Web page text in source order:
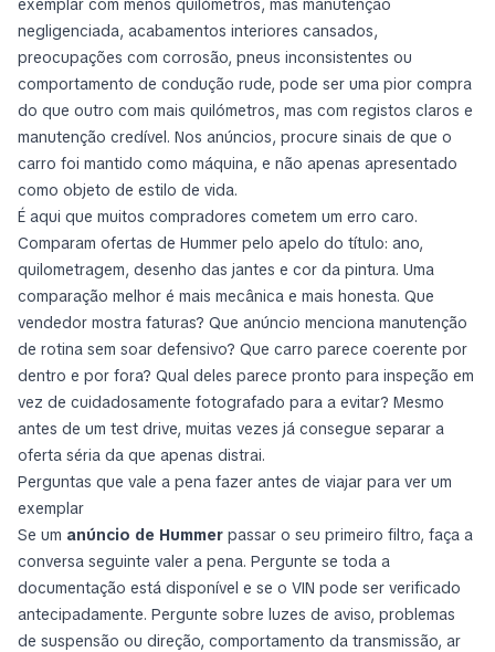
exemplar com menos quilómetros, mas manutenção
negligenciada, acabamentos interiores cansados,
preocupações com corrosão, pneus inconsistentes ou
comportamento de condução rude, pode ser uma pior compra
do que outro com mais quilómetros, mas com registos claros e
manutenção credível. Nos anúncios, procure sinais de que o
carro foi mantido como máquina, e não apenas apresentado
como objeto de estilo de vida.
É aqui que muitos compradores cometem um erro caro.
Comparam ofertas de Hummer pelo apelo do título: ano,
quilometragem, desenho das jantes e cor da pintura. Uma
comparação melhor é mais mecânica e mais honesta. Que
vendedor mostra faturas? Que anúncio menciona manutenção
de rotina sem soar defensivo? Que carro parece coerente por
dentro e por fora? Qual deles parece pronto para inspeção em
vez de cuidadosamente fotografado para a evitar? Mesmo
antes de um test drive, muitas vezes já consegue separar a
oferta séria da que apenas distrai.
Perguntas que vale a pena fazer antes de viajar para ver um
exemplar
Se um anúncio de Hummer passar o seu primeiro filtro, faça a
conversa seguinte valer a pena. Pergunte se toda a
documentação está disponível e se o VIN pode ser verificado
antecipadamente. Pergunte sobre luzes de aviso, problemas
de suspensão ou direção, comportamento da transmissão, ar